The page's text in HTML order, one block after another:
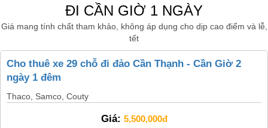
ĐI CẦN GIỜ 1 NGÀY
Giá mang tính chất tham khảo, không áp dụng cho dịp cao điểm và lễ,
tết
Cho thuê xe 29 chỗ đi đảo Cần Thạnh - Cần Giờ 2
ngày 1 đêm
Thaco, Samco, Couty
Giá: 5,500,000đ